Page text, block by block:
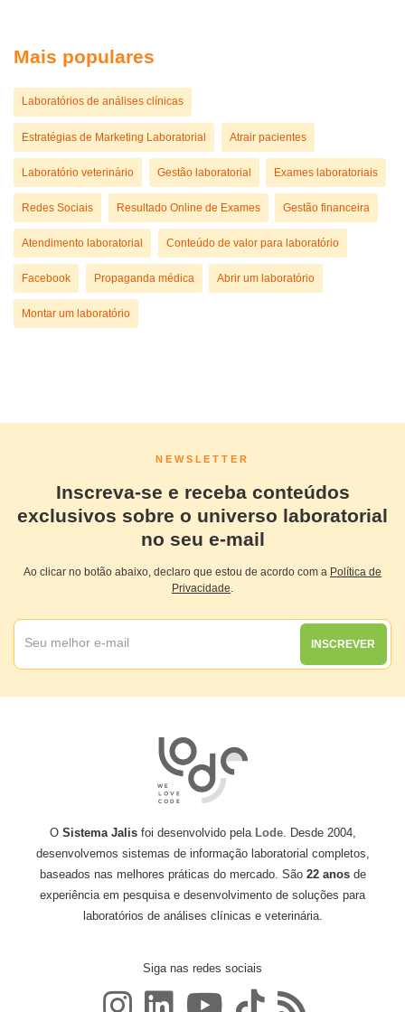
Mais populares
Laboratórios de análises clínicas
Estratégias de Marketing Laboratorial Atrair pacientes
Laboratório veterinário Gestão laboratorial Exames laboratoriais
Redes Sociais Resultado Online de Exames Gestão financeira
Atendimento laboratorial Conteúdo de valor para laboratório
Facebook Propaganda médica Abrir um laboratório
Montar um laboratório
NEWSLETTER
Inscreva-se e receba conteúdos
exclusivos sobre o universo laboratorial
no seu e-mail
Ao clicar no botão abaixo, declaro que estou de acordo com a Política de
Privacidade.
INSCREVER
O Sistema Jalisfoi desenvolvido pela Lode. Desde 2004,
desenvolvemos sistemas de informação laboratorial completos,
baseados nas melhores práticas do mercado. São 22 anosde
experiência em pesquisa e desenvolvimento de soluções para
laboratórios de análises clínicas e veterinária.
Siga nas redes sociais